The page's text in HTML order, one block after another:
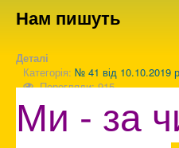
Нам пишуть
Деталі
Категорія: № 41 від 10.10.2019
Перегляди: 915
Ми - за